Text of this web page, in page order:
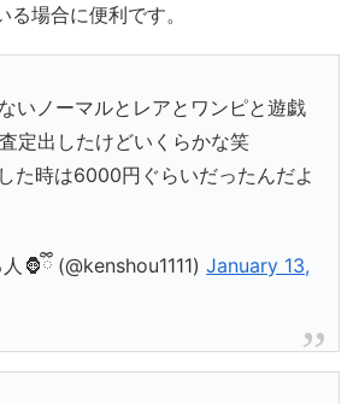
場合に便利です。
いノーマルとレアとワンピと遊戯
定出したけどいくらかな笑
た時は6000円ぐらいだったんだよ
🦍ྀི (@kenshou1111)January 13,